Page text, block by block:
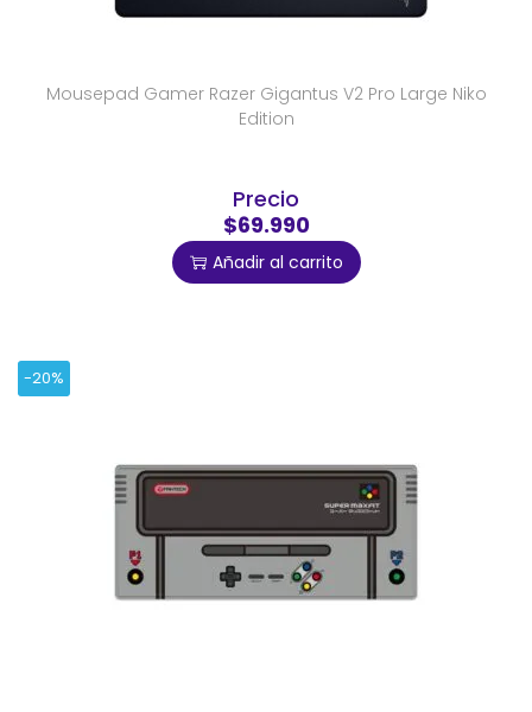
Mousepad Gamer Razer Gigantus V2 Pro Large Niko
Edition
Precio
$69.990
Añadir al carrito
-20%